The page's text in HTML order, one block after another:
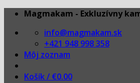
Skip
content
Magmakam - Exkluzívny
info@magmakam.sk
+421 948 998 358
Môj zoznam
Košík / €0.00